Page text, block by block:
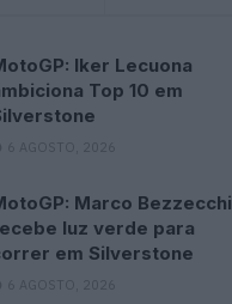
Iker Lecuona
Top 10 em
6 AGOSTO, 2026
Marco Bezzecchi
luz verde para
em Silverstone
6 AGOSTO, 2026